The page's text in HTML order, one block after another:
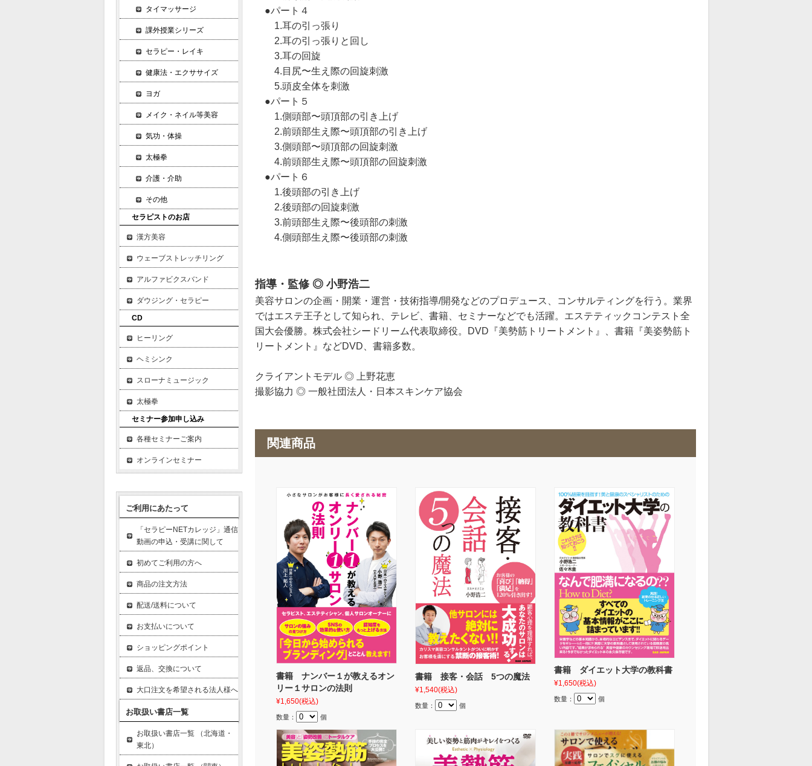
●パート４
1.耳の引っ張り
2.耳の引っ張りと回し
3.耳の回旋
4.目尻〜生え際の回旋刺激
5.頭皮全体を刺激
●パート５
1.側頭部〜頭頂部の引き上げ
2.前頭部生え際〜頭頂部の引き上げ
3.側頭部〜頭頂部の回旋刺激
4.前頭部生え際〜頭頂部の回旋刺激
●パート６
1.後頭部の引き上げ
2.後頭部の回旋刺激
3.前頭部生え際〜後頭部の刺激
4.側頭部生え際〜後頭部の刺激
指導・監修 ◎ 小野浩二
美容サロンの企画・開業・運営・技術指導/開発などのプロデュース、コンサルティングを行う。業界
ではエステ王子として知られ、テレビ、書籍、セミナーなどでも活躍。エステティックコンテスト全
国大会優勝。株式会社シードリーム代表取締役。DVD『美勢筋トリートメント』、書籍『美姿勢筋ト
リートメント』などDVD、書籍多数。
クライアントモデル ◎ 上野花恵
撮影協力 ◎ 一般社団法人・日本スキンケア協会
関連商品
書籍 ナンバー１が教えるオン
リー１サロンの法則
¥1,650(税込)
数量： 個
書籍 接客・会話 5つの魔法
¥1,540(税込)
数量： 個
書籍 ダイエット大学の教科書
¥1,650(税込)
数量： 個
タイマッサージ
課外授業シリーズ
セラピー・レイキ
健康法・エクササイズ
ヨガ
メイク・ネイル等美容
気功・体操
太極拳
介護・介助
その他
セラピストのお店
漢方美容
ウェーブストレッチリング
アルファビクスバンド
ダウジング・セラピー
CD
ヒーリング
ヘミシンク
スローナミュージック
太極拳
セミナー参加申し込み
各種セミナーご案内
オンラインセミナー
ご利用にあたって
「セラピーNETカレッジ」通信
動画の申込・受講に関して
初めてご利用の方へ
商品の注文方法
配送/送料について
お支払いについて
ショッピングポイント
返品、交換について
大口注文を希望される法人様へ
お取扱い書店一覧
お取扱い書店一覧 （北海道・
東北）